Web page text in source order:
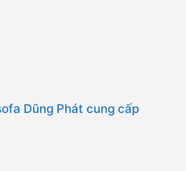
Dũng Phát cung cấp